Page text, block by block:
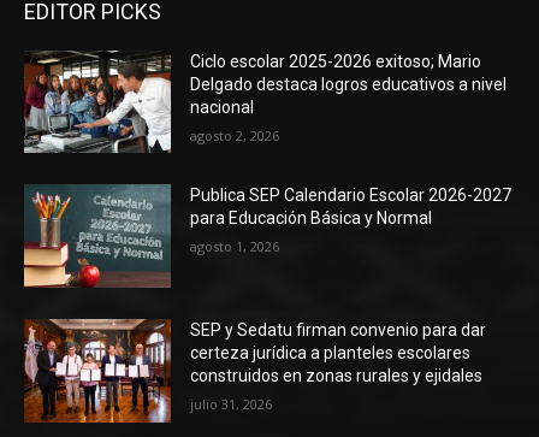
EDITOR PICKS
Ciclo escolar 2025-2026 exitoso; Mario
Delgado destaca logros educativos a nivel
nacional
agosto 2, 2026
Publica SEP Calendario Escolar 2026-2027
para Educación Básica y Normal
agosto 1, 2026
SEP y Sedatu firman convenio para dar
certeza jurídica a planteles escolares
construidos en zonas rurales y ejidales
julio 31, 2026